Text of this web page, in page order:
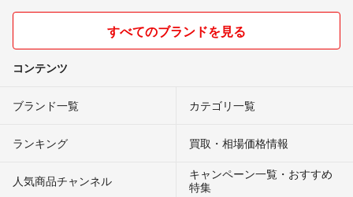
すべてのブランドを見る
コンテンツ
ブランド一覧 カテゴリ一覧
ランキング 買取・相場価格情報
人気商品チャンネル
キャンペーン一覧・おすすめ
特集